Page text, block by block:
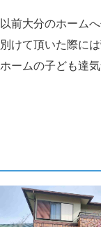
以前大分のホーム
別けて頂いた際に
ホームの子ども達